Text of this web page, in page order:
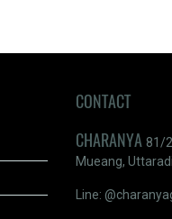
CONTACT
CHARANYA 81/
Mueang,
Line: